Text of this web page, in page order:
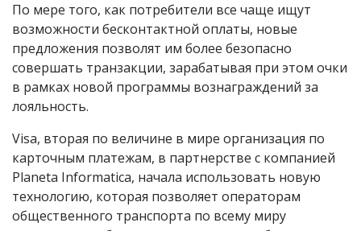
По мере того, как потребители все чаще ищут
возможности бесконтактной оплаты, новые
предложения позволят им более безопасно
совершать транзакции, зарабатывая при этом очки
в рамках новой программы вознаграждений за
лояльность.
Visa, вторая по величине в мире организация по
карточным платежам, в партнерстве с компанией
Planeta Informatica, начала использовать новую
технологию, которая позволяет операторам
общественного транспорта по всему миру